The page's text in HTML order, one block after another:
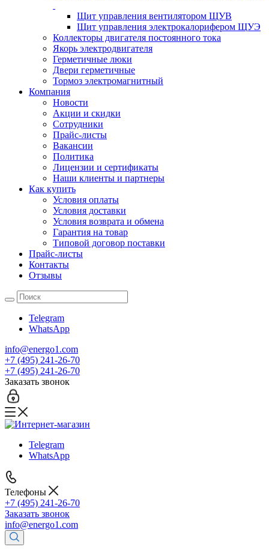
Щит управления вентилятором ЩУВ
Щит управления электрокалорифером ЩУЭ
Коллекторы двигателя постоянного тока
Якорь электродвигателя
Герметичные люки
Двери герметичные
Тормоз электромагнитный
Компания
Новости
Акции и скидки
Сотрудники
Прайс-листы
Вакансии
Политика
Лицензии и сертификаты
Наши клиенты и партнеры
Как купить
Условия оплаты
Условия доставки
Условия возврата и обмена
Гарантия на товар
Типовой договор поставки
Прайс-листы
Контакты
Отзывы
Telegram
WhatsApp
info@energo1.com
+7 (495) 241-26-70
+7 (495) 241-26-70
Заказать звонок
Telegram
WhatsApp
Телефоны
+7 (495) 241-26-70
Заказать звонок
info@energo1.com